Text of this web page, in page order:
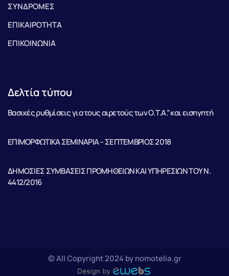
ΣΥΝΔΡΟΜΕΣ
ΕΠΙΚΑΙΡΟΤΗΤΑ
ΕΠΙΚΟΙΝΩΝΙΑ
Δελτία τύπου
Βασικές ρυθμίσεις για τους αιρετούς των Ο.Τ.Α.” και εισηγητή
ΕΠΙΜΟΡΦΩΤΙΚΑ ΣΕΜΙΝΑΡΙΑ – ΣΕΠΤΕΜΒΡΙΟΣ 2018
ΔΗΜΟΣΙΕΣ ΣΥΜΒΑΣΕΙΣ ΠΡΟΜΗΘΕΙΩΝ ΚΑΙ ΥΠΗΡΕΣΙΩΝ ΤΟΥ Ν.
4412/2016
© All Copyright 2024 by nomotelia.gr